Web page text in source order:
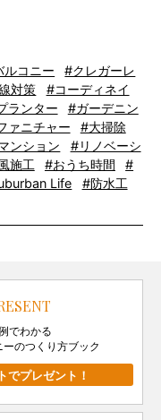
ルコニー
#クレガーレ
対策
#コーディネイ
ランター
#ガーデニン
ァニチャー
#大掃除
ンション
#リノベーシ
施工 #おうち時間
#
Life
#防水工
でわかる
のつくり方ブック
でプレゼント！